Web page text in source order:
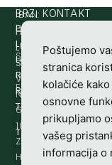
HRVATSKI
LOVAČKI
SAVEZ
Vladimira
Nazora
63
10000
Zagreb,
Hrvatska
IBAN:
SWIFT/BIC
:
ESBCHR22
BRZI KONTAKT
Prijava štete:
Lovne iskaznice:
Lovno
Redakcija/
Računovodstvo:
Tajništvo:
rh.sl
@slh
Telefon: +385 (0)1
Poštujemo
stranica
kolačiće
osnovne
prikupljamo
vašeg
informacija o